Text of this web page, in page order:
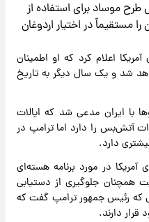
موساد برای استفاده از
مستقیماً در اختیار اردوغان
اعلام کرد که او اطمینان
شد و یک سال دیگر به تاریخ
ایران مدعی شد که ایالات
آتش‌بس را دارد اما ترامپ در
دارد.
در مورد برنامه هسته‌ای
همچنان جلوگیری از دستیابی
که رئیس جمهور ترامپ گفت که
دارند.